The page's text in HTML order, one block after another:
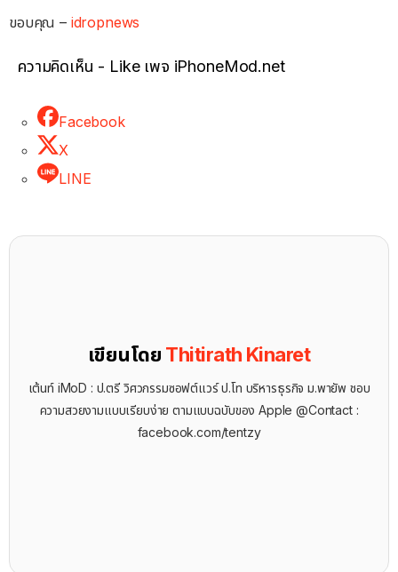
ขอบคุณ – idropnews
ความคิดเห็น - Like เพจ iPhoneMod.net
Facebook
X
LINE
เขียนโดย Thitirath Kinaret
เต้นท์ iMoD : ป.ตรี วิศวกรรมซอฟต์แวร์ ป.โท บริหารธุรกิจ ม.พายัพ ชอบ
ความสวยงามแบบเรียบง่าย ตามแบบฉบับของ Apple @Contact :
facebook.com/tentzy